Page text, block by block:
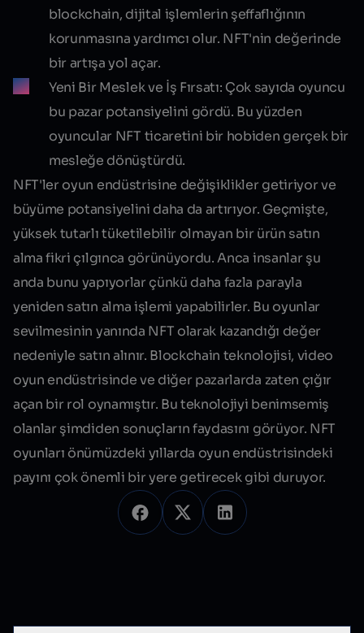
blockchain, dijital işlemlerin şeffaflığının
korunmasına yardımcı olur. NFT'nin değerinde
bir artışa yol açar.
Yeni Bir Meslek ve İş Fırsatı: Çok sayıda oyuncu
bu pazar potansiyelini gördü. Bu yüzden
oyuncular NFT ticaretini bir hobiden gerçek bir
mesleğe dönüştürdü.
NFT'ler oyun endüstrisine değişiklikler getiriyor ve
büyüme potansiyelini daha da artırıyor. Geçmişte,
yüksek tutarlı tüketilebilir olmayan bir ürün satın
alma fikri çılgınca görünüyordu. Anca insanlar şu
anda bunu yapıyorlar çünkü daha fazla parayla
yeniden satın alma işlemi yapabilirler. Bu oyunlar
sevilmesinin yanında NFT olarak kazandığı değer
nedeniyle satın alınır. Blockchain teknolojisi, video
oyun endüstrisinde ve diğer pazarlarda zaten çığır
açan bir rol oynamıştır. Bu teknolojiyi benimsemiş
olanlar şimdiden sonuçların faydasını görüyor. NFT
oyunları önümüzdeki yıllarda oyun endüstrisindeki
payını çok önemli bir yere getirecek gibi duruyor.